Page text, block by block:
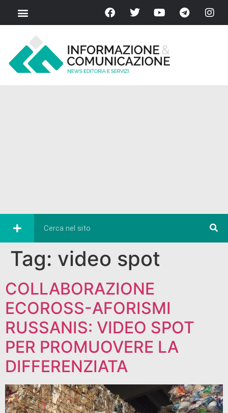
Tag: video spot
COLLABORAZIONE
ECOROSS-AFORISMI
RUSSANIS: VIDEO SPOT
PER PROMUOVERE LA
DIFFERENZIATA